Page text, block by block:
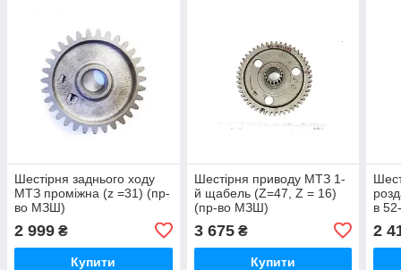
Шестірня заднього ходу
МТЗ проміжна (z =31) (пр-
во МЗШ)
2 999 ₴
Купити
Шестірня приводу МТЗ 1-
й щабель (Z=47, Z = 16)
(пр-во МЗШ)
3 675₴
Купити
в
2